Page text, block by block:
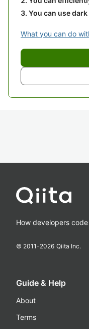
You can use
What you can do
How developers code
© 2011-2026 Qiita Inc.
Guide & Help
About
Terms